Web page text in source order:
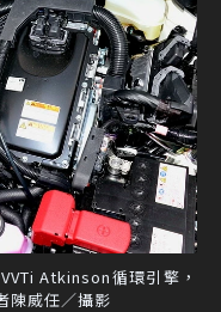
Atkinson循環引擎，
陳威任／攝影